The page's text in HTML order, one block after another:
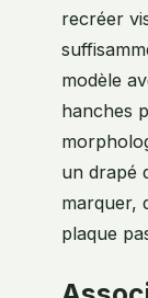
recréer
modèle
hanches
un drapé
marquer,
plaque